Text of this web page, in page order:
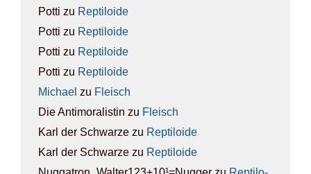
Potti zu Rep­ti­lo­ide
Potti zu Rep­ti­lo­ide
Potti zu Rep­ti­lo­ide
Potti zu Rep­ti­lo­ide
Michael zu Fleisch
Die Antimoralistin zu Fleisch
Karl der Schwarze zu Rep­ti­lo­ide
Karl der Schwarze zu Rep­ti­lo­ide